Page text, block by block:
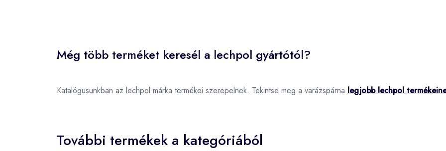
Még több terméket keresél a lechpol gyártótól?
Katalógusunkban az lechpol márka termékei szerepelnek. Tekintse meg a varázspárna legjobb lechpol
További termékek a kategóriából